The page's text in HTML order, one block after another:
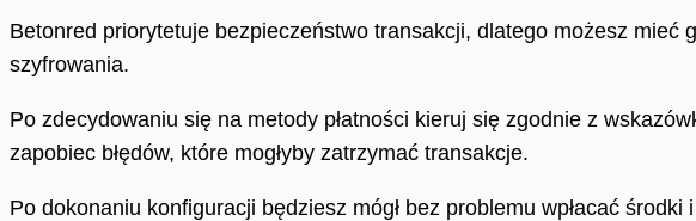
Betonred priorytetuje bezpieczeństwo transakcji, dlatego możesz
szyfrowania.
Po zdecydowaniu się na metody płatności kieruj się zgodnie z
zapobiec błędów, które mogłyby zatrzymać transakcje.
Po dokonaniu konfiguracji będziesz mógł bez problemu wpłacać